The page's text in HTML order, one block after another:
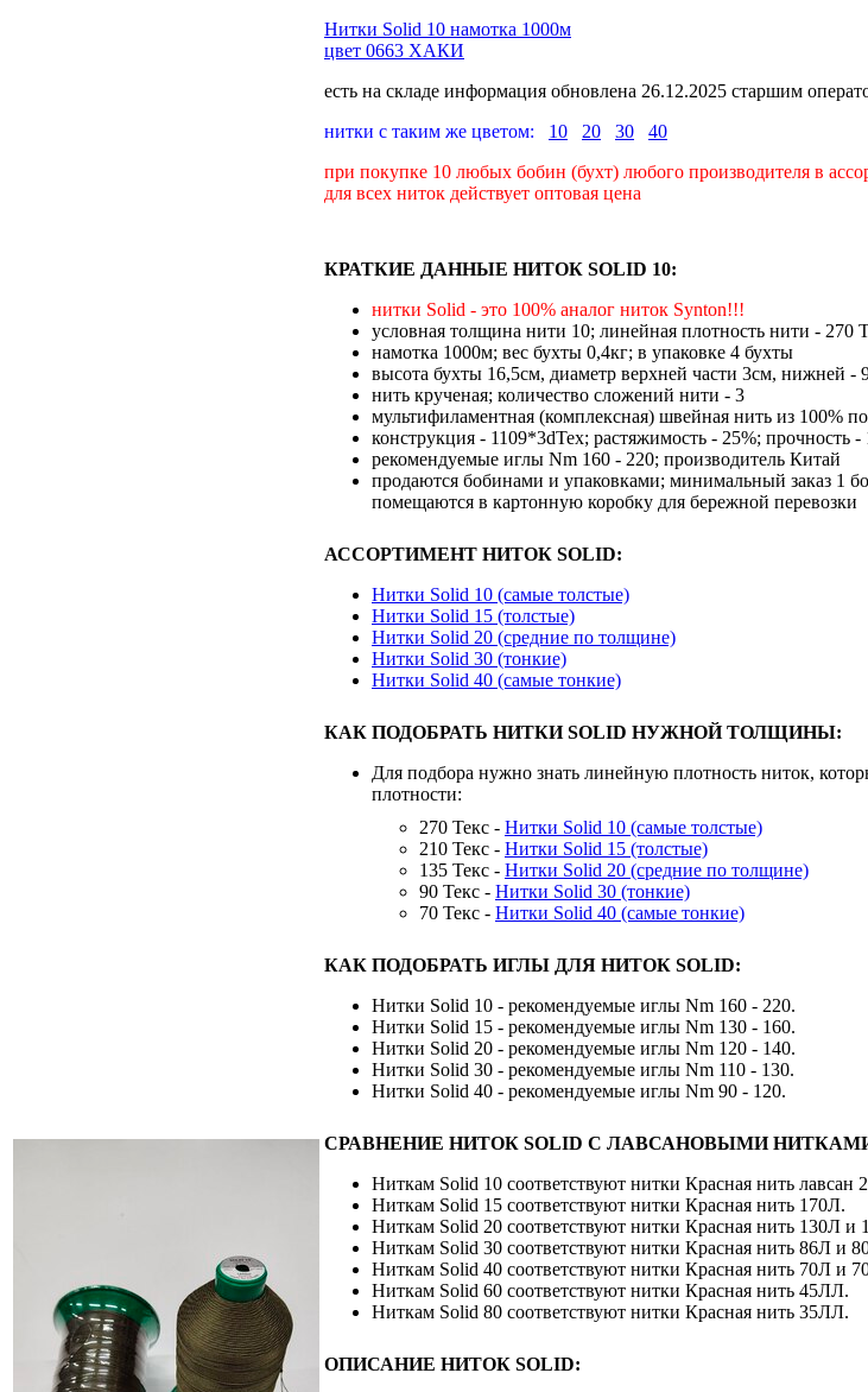
Нитки Solid 10 намотка 1000м
цвет 0663 ХАКИ
есть на складе информация обновлена 26.12.2025 старшим
нитки с таким же цветом: 10 20 30
40
при покупке 10 любых бобин (бухт) любого производителя в
для всех ниток действует оптовая цена
КРАТКИЕ ДАННЫЕ НИТОК SOLID 10:
нитки Solid - это 100% аналог ниток Synton!!!
условная толщина нити 10; линейная плотность нити - 270
намотка 1000м; вес бухты 0,4кг; в упаковке 4 бухты
высота бухты 16,5см, диаметр верхней части 3см, нижней -
нить крученая; количество сложений нити - 3
мультифиламентная (комплексная) швейная нить из 100%
конструкция - 1109*3dTex; растяжимость - 25%; прочность -
рекомендуемые иглы Nm 160 - 220; производитель Китай
продаются бобинами и упаковками; минимальный заказ 1
помещаются в картонную коробку для бережной перевозки
АССОРТИМЕНТ НИТОК SOLID:
Нитки Solid 10 (самые толстые)
Нитки Solid 15 (толстые)
Нитки Solid 20 (средние по толщине)
Нитки Solid 30 (тонкие)
Нитки Solid 40 (самые тонкие)
КАК ПОДОБРАТЬ НИТКИ SOLID НУЖНОЙ ТОЛЩИНЫ:
Для подбора нужно знать линейную плотность ниток,
плотности:
270 Текс - Нитки Solid 10 (самые толстые)
210 Текс - Нитки Solid 15 (толстые)
135 Текс - Нитки Solid 20 (средние по толщине)
90 Текс - Нитки Solid 30 (тонкие)
70 Текс - Нитки Solid 40 (самые тонкие)
КАК ПОДОБРАТЬ ИГЛЫ ДЛЯ НИТОК SOLID:
Нитки Solid 10 - рекомендуемые иглы Nm 160 - 220.
Нитки Solid 15 - рекомендуемые иглы Nm 130 - 160.
Нитки Solid 20 - рекомендуемые иглы Nm 120 - 140.
Нитки Solid 30 - рекомендуемые иглы Nm 110 - 130.
Нитки Solid 40 - рекомендуемые иглы Nm 90 - 120.
СРАВНЕНИЕ НИТОК SOLID С ЛАВСАНОВЫМИ
Ниткам Solid 10 соответствуют нитки Красная нить лавсан
Ниткам Solid 15 соответствуют нитки Красная нить 170Л.
Ниткам Solid 20 соответствуют нитки Красная нить 130Л и
Ниткам Solid 30 соответствуют нитки Красная нить 86Л и
Ниткам Solid 40 соответствуют нитки Красная нить 70Л и
Ниткам Solid 60 соответствуют нитки Красная нить 45ЛЛ.
Ниткам Solid 80 соответствуют нитки Красная нить 35ЛЛ.
ОПИСАНИЕ НИТОК SOLID: